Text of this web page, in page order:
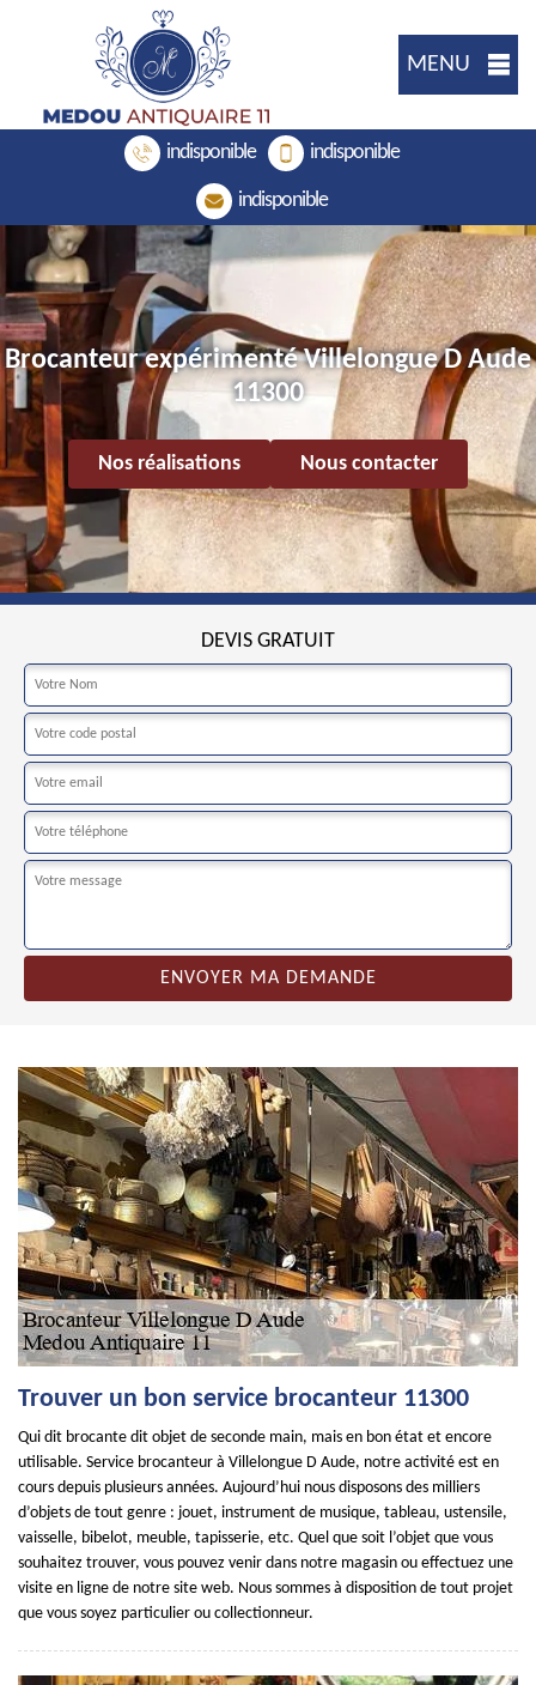
MENU
indisponible indisponible
indisponible
Brocanteur expérimenté Villelongue D Aude
11300
Nos réalisations Nous contacter
DEVIS GRATUIT
Trouver un bon service brocanteur 11300
Qui dit brocante dit objet de seconde main, mais en bon état et encore
utilisable. Service brocanteur à Villelongue D Aude, notre activité est en
cours depuis plusieurs années. Aujourd’hui nous disposons des milliers
d’objets de tout genre : jouet, instrument de musique, tableau, ustensile,
vaisselle, bibelot, meuble, tapisserie, etc. Quel que soit l’objet que vous
souhaitez trouver, vous pouvez venir dans notre magasin ou effectuez une
visite en ligne de notre site web. Nous sommes à disposition de tout projet
que vous soyez particulier ou collectionneur.